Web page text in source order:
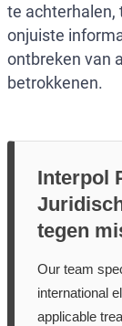
te achterhalen,
onjuiste
ontbreken van
betrokkenen.
Interpol
tegen
Our team
international
applicable